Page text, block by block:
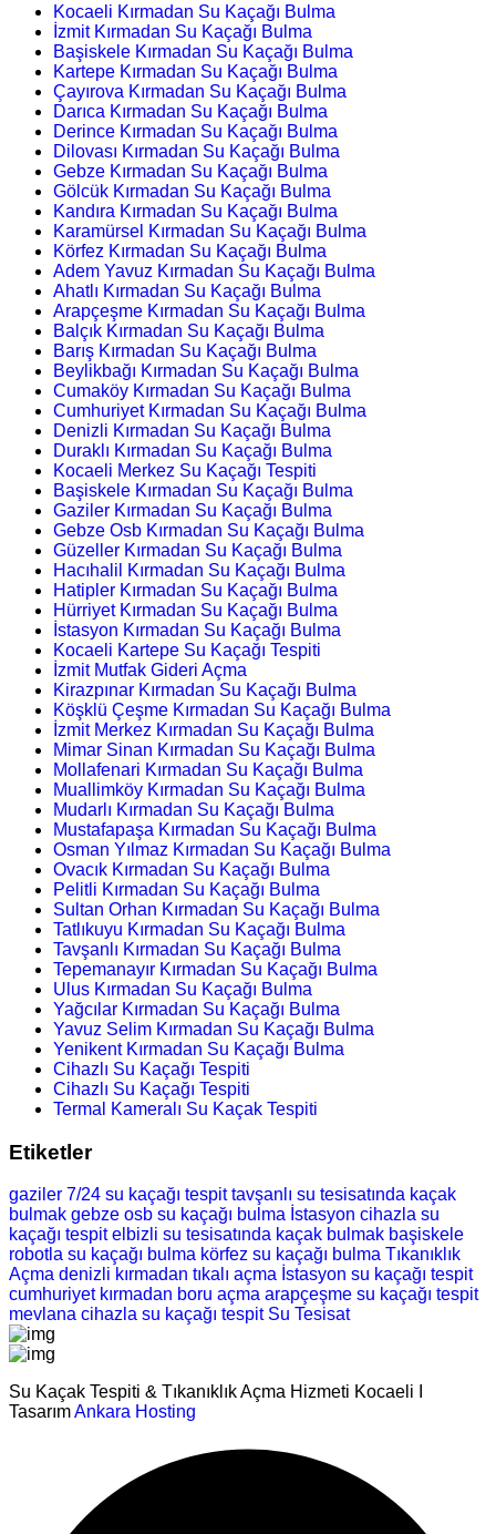
Kocaeli Kırmadan Su Kaçağı Bulma
İzmit Kırmadan Su Kaçağı Bulma
Başiskele Kırmadan Su Kaçağı Bulma
Kartepe Kırmadan Su Kaçağı Bulma
Çayırova Kırmadan Su Kaçağı Bulma
Darıca Kırmadan Su Kaçağı Bulma
Derince Kırmadan Su Kaçağı Bulma
Dilovası Kırmadan Su Kaçağı Bulma
Gebze Kırmadan Su Kaçağı Bulma
Gölcük Kırmadan Su Kaçağı Bulma
Kandıra Kırmadan Su Kaçağı Bulma
Karamürsel Kırmadan Su Kaçağı Bulma
Körfez Kırmadan Su Kaçağı Bulma
Adem Yavuz Kırmadan Su Kaçağı Bulma
Ahatlı Kırmadan Su Kaçağı Bulma
Arapçeşme Kırmadan Su Kaçağı Bulma
Balçık Kırmadan Su Kaçağı Bulma
Barış Kırmadan Su Kaçağı Bulma
Beylikbağı Kırmadan Su Kaçağı Bulma
Cumaköy Kırmadan Su Kaçağı Bulma
Cumhuriyet Kırmadan Su Kaçağı Bulma
Denizli Kırmadan Su Kaçağı Bulma
Duraklı Kırmadan Su Kaçağı Bulma
Kocaeli Merkez Su Kaçağı Tespiti
Başiskele Kırmadan Su Kaçağı Bulma
Gaziler Kırmadan Su Kaçağı Bulma
Gebze Osb Kırmadan Su Kaçağı Bulma
Güzeller Kırmadan Su Kaçağı Bulma
Hacıhalil Kırmadan Su Kaçağı Bulma
Hatipler Kırmadan Su Kaçağı Bulma
Hürriyet Kırmadan Su Kaçağı Bulma
İstasyon Kırmadan Su Kaçağı Bulma
Kocaeli Kartepe Su Kaçağı Tespiti
İzmit Mutfak Gideri Açma
Kirazpınar Kırmadan Su Kaçağı Bulma
Köşklü Çeşme Kırmadan Su Kaçağı Bulma
İzmit Merkez Kırmadan Su Kaçağı Bulma
Mimar Sinan Kırmadan Su Kaçağı Bulma
Mollafenari Kırmadan Su Kaçağı Bulma
Muallimköy Kırmadan Su Kaçağı Bulma
Mudarlı Kırmadan Su Kaçağı Bulma
Mustafapaşa Kırmadan Su Kaçağı Bulma
Osman Yılmaz Kırmadan Su Kaçağı Bulma
Ovacık Kırmadan Su Kaçağı Bulma
Pelitli Kırmadan Su Kaçağı Bulma
Sultan Orhan Kırmadan Su Kaçağı Bulma
Tatlıkuyu Kırmadan Su Kaçağı Bulma
Tavşanlı Kırmadan Su Kaçağı Bulma
Tepemanayır Kırmadan Su Kaçağı Bulma
Ulus Kırmadan Su Kaçağı Bulma
Yağcılar Kırmadan Su Kaçağı Bulma
Yavuz Selim Kırmadan Su Kaçağı Bulma
Yenikent Kırmadan Su Kaçağı Bulma
Cihazlı Su Kaçağı Tespiti
Cihazlı Su Kaçağı Tespiti
Termal Kameralı Su Kaçak Tespiti
Etiketler
gaziler 7/24 su kaçağı tespit tavşanlı su tesisatında kaçak
bulmak gebze osb su kaçağı bulma İstasyon cihazla su
kaçağı tespit elbizli su tesisatında kaçak bulmak başiskele
robotla su kaçağı bulma körfez su kaçağı bulma Tıkanıklık
Açma denizli kırmadan tıkalı açma İstasyon su kaçağı tespit
cumhuriyet kırmadan boru açma arapçeşme su kaçağı tespit
mevlana cihazla su kaçağı tespit Su Tesisat
Su Kaçak Tespiti & Tıkanıklık Açma Hizmeti Kocaeli I
TasarımAnkara Hosting